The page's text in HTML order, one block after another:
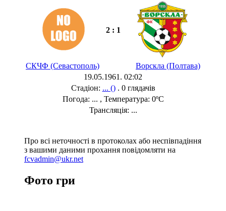
2 : 1
СКЧФ (Севастополь)
Ворскла (Полтава)
19.05.1961. 02:02
Стадіон: ... (). 0 глядачів
Погода: ... , Температура: 0ºC
Трансляція: ...
Про всі неточності в протоколах або неспівпадіння
з вашими даними прохання повідомляти на
fcvadmin@ukr.net
Фото гри